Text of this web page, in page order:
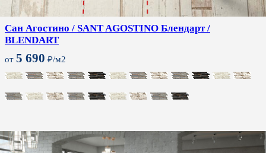
Сан Агостино / SANT AGOSTINO Блендарт /
BLENDART
от 5 690 ₽/м2